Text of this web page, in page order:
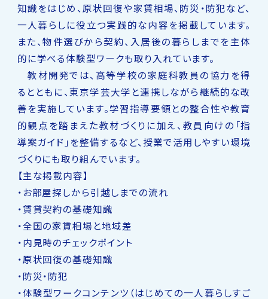
知識をはじめ、原状回復や家賃相場、防災・防犯など、
一人暮らしに役立つ実践的な内容を掲載しています。
また、物件選びから契約、入居後の暮らしまでを主体
的に学べる体験型ワークも取り入れています。
教材開発では、高等学校の家庭科教員の協力を得
るとともに、東京学芸大学と連携しながら継続的な改
善を実施しています。学習指導要領との整合性や教育
的観点を踏まえた教材づくりに加え、教員向けの「指
導案ガイド」を整備するなど、授業で活用しやすい環境
づくりにも取り組んでいます。
【主な掲載内容】
・お部屋探しから引越しまでの流れ
・賃貸契約の基礎知識
・全国の家賃相場と地域差
・内見時のチェックポイント
・原状回復の基礎知識
・防災・防犯
・体験型ワークコンテンツ（はじめての一人暮らしすご